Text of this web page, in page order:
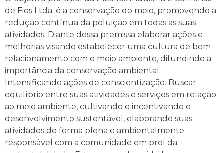
de Fios Ltda. é a conservação do meio, promovendo a
redução contínua da poluição em todas as suas
atividades. Diante dessa premissa elaborar ações e
melhorias visando estabelecer uma cultura de bom
relacionamento com o meio ambiente, difundindo a
importância da conservação ambiental.
Intensificando ações de conscientização. Buscar
equilíbrio entre suas atividades e serviços em relação
ao meio ambiente, cultivando e incentivando o
desenvolvimento sustentável, elaborando suas
atividades de forma plena e ambientalmente
responsável com a comunidade em prol da